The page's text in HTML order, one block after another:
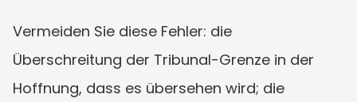
Vermeiden Sie diese Fehler: die
Überschreitung der Tribunal-Grenze in der
Hoffnung, dass es übersehen wird; die